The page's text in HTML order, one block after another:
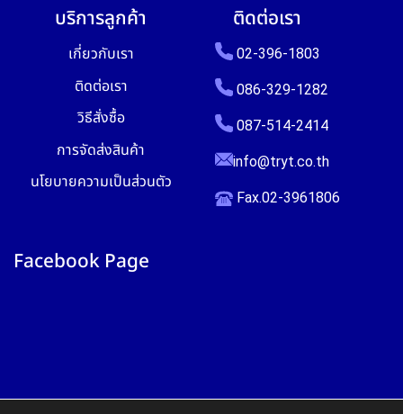
บริการลูกค้า
เกี่ยวกับเรา
ติดต่อเรา
วิธีสั่งซื้อ
การจัดส่งสินค้า
นโยบายความเป็นส่วนตัว
ติดต่อเรา
02-396-1803
086-329-1282
087-514-2414
info@tryt.co.th
Fax.02-3961806
Facebook Page